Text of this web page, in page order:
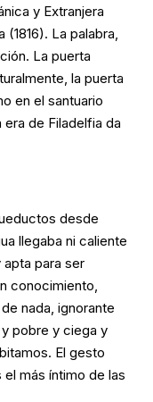
y Extranjera
La palabra,
La puerta
la puerta
en el santuario
de Filadelfia da
desde
llegaba ni caliente
para ser
conocimiento,
nada, ignorante
pobre y ciega y
El gesto
más íntimo de las